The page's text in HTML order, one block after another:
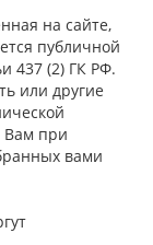
на сайте,
публичной
437 (2) ГК РФ.
или другие
Вам при
вами